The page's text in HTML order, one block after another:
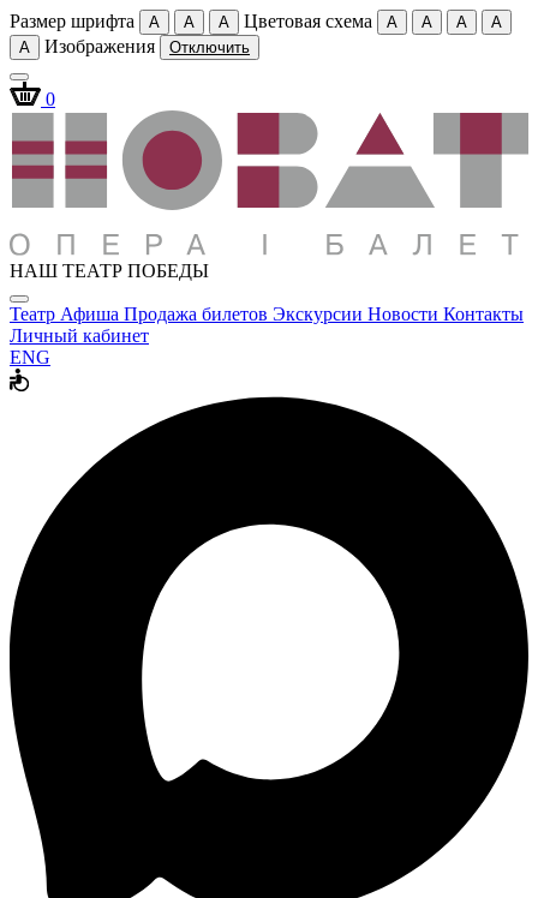
Размер шрифта A A A Цветовая схема A A A
A
A
Изображения Отключить
0
НАШ ТЕАТР ПОБЕДЫ
Театр Афиша Продажа билетов Экскурсии Новости Контакты
Личный кабинет
ENG